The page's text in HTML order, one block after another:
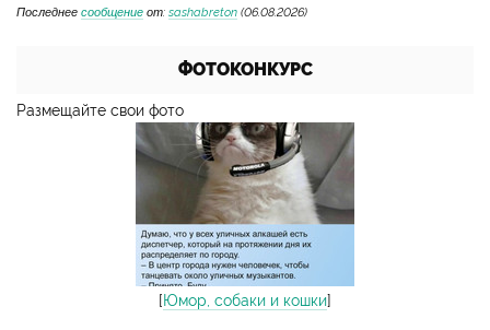
Последнее сообщение от: sashabreton (06.08.2026)
ФОТОКОНКУРС
Размещайте свои фото
[Юмор, собаки и кошки]